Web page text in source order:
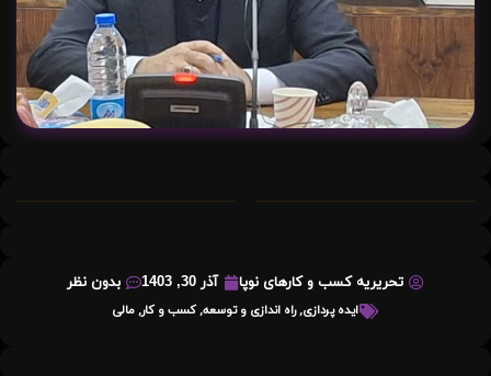
تحریریه کسب و کارهای نوپا آذر 30, 1403 بدون نظر
ایده پردازی,راه اندازی و توسعه,کسب و کار,مالی